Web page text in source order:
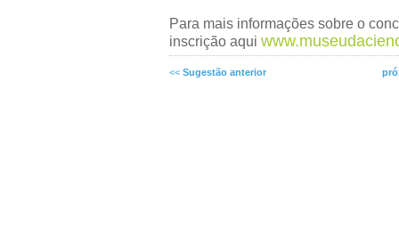
Para mais informações sobre o
inscrição aqui
<< Sugestão anterior